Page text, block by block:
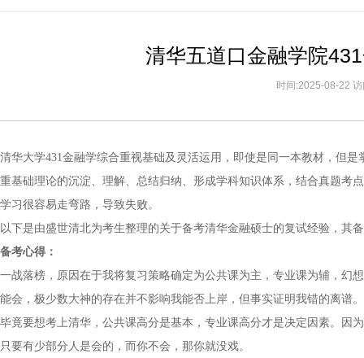
清华五道口金融学院
时间:2025-08-22
清华大学431金融学综合重视基础及灵活运用，即使是同一本教材，但
重基础理论的沉淀、理解、总结归纳、形成学科知识体系，结合真题考
学习很容易走弯路，导致失败。
以下是由盛世清北为考生整理的关于备考清华金融硕士的复试经验，其
备考心得：
一战落榜，原因在于我将复习策略确定为公共课为主，专业课为辅，幻
能会，极少数大神的存在并不影响我能否上岸，但事实证明我错的离谱。
毕竟要想考上清华，公共课高分是基本，专业课高分才是决定因素。因
只要有少部分人是会的，而你不会，那你就没戏。